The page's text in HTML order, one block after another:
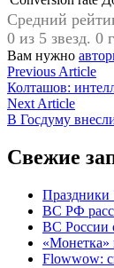
Средний
0 из 5 звезд. 0
Вам нужно
Навигация
по
записям
Previous Article
Колташов:
Next ArticleNext
article:
В Госдуму
Свежие
Праздники
ВС РФ
ВС России
«Монетка»
Flowwow: